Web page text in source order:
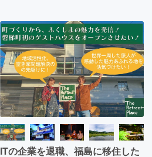
テクノロジー・ガジェット
映像・映画
ビジネス・起業
まちづくり・地域活性化
ITの企業を退職、福島に移住した